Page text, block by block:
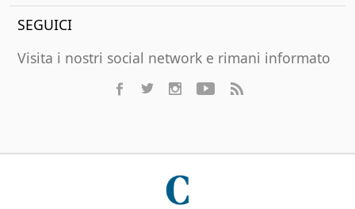
SEGUICI
Visita i nostri social network e rimani informato